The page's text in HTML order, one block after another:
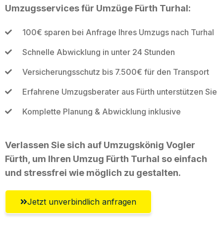
Umzugsservices für Umzüge Fürth Turhal:
100€ sparen bei Anfrage Ihres Umzugs nach Turhal
Schnelle Abwicklung in unter 24 Stunden
Versicherungsschutz bis 7.500€ für den Transport
Erfahrene Umzugsberater aus Fürth unterstützen Sie
Komplette Planung & Abwicklung inklusive
Verlassen Sie sich auf Umzugskönig Vogler
Fürth, um Ihren Umzug Fürth Turhal so einfach
und stressfrei wie möglich zu gestalten.
Jetzt unverbindlich anfragen